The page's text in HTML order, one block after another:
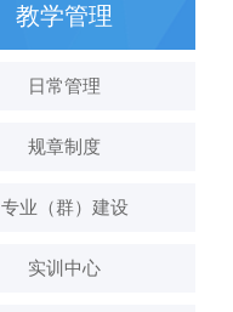
教学管理
日常管理
规章制度
专业（群）建设
实训中心